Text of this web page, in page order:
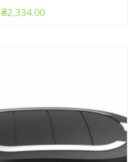
₴2,334.00